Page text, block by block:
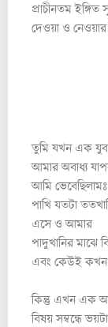
প্রাচীনতম ইঙ্গিত
দেওয়া ও নেওয়ার
তুমি যখন এক
আমার অবাধ্য
আমি
পাখি যতটা
এসে ও আমার
পাদুখানির মাঝে
এবং কেউই
কিন্তু এখন এক
বিষয় সম্বন্ধে